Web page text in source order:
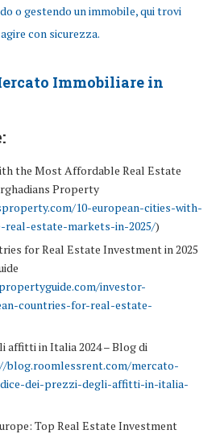
o gestendo un immobile, qui trovi
con sicurezza.
Immobiliare in
the Most Affordable Real Estate
Property
10-european-cities-with-
estate-markets-in-2025/)
for Real Estate Investment in 2025
investor-
countries-for-real-estate-
affitti in Italia 2024 – Blog di
blog.roomlessrent.com/mercato-
dei-prezzi-degli-affitti-in-italia-
Top Real Estate Investment